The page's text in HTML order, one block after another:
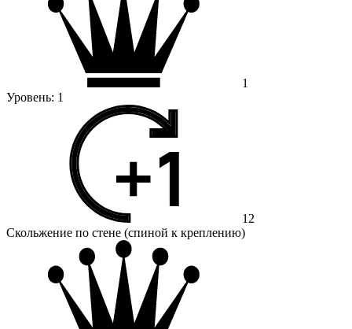
1
Уровень: 1
12
Скольжение по стене (спиной к креплению)